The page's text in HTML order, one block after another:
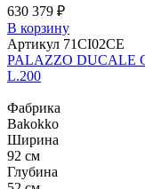
630 379 ₽
В корзину
Артикул 71CI02CE
PALAZZO DUCALE
L.200
Фабрика
Bakokko
Ширина
92 см
Глубина